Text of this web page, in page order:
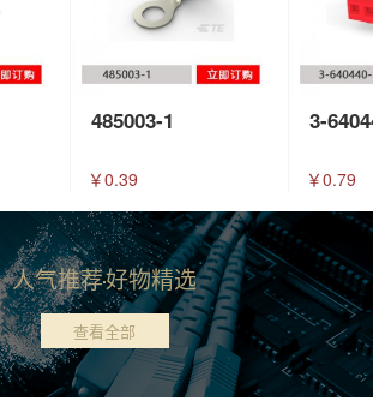
485003-1
￥0.39
3-
￥0.79
人气推荐好物精选
查看全部